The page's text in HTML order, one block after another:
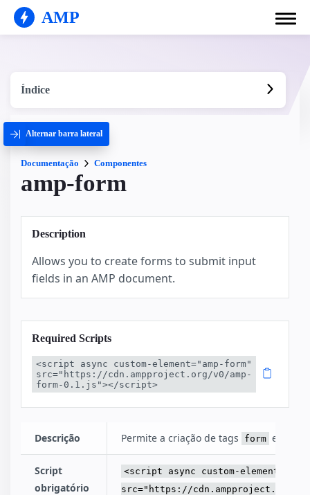
AMP
Índice
Alternar barra lateral
Documentação Componentes
amp-form
Description
Allows you to create forms to submit input
fields in an AMP document.
Required Scripts
<script async custom-element="amp-form"
src="https://cdn.ampproject.org/v0/amp-
form-0.1.js"></script>
Descrição Permite a criação de tags form e
Script
obrigatório
<script async custom-
src="https://cdn.ampproject.org/